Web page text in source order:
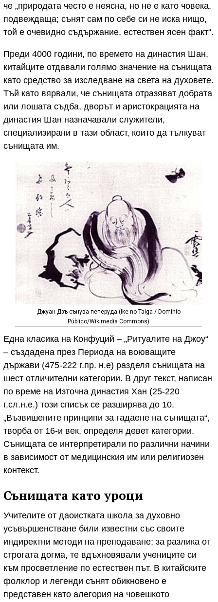
че „природата често е неясна, но не е като човека,
подвеждаща; сънят сам по себе си не иска нищо,
той е очевидно съдържание, естествен ясен факт“.
Преди 4000 години, по времето на династия Шан,
китайците отдавали голямо значение на сънищата
като средство за изследване на света на духовете.
Тъй като вярвали, че сънищата отразяват добрата
или лошата съдба, дворът и аристокрацията на
династия Шан назначавали служители,
специализирани в тази област, които да тълкуват
сънищата им.
Джуан Дзъ сънува пеперуда (Ike no Taiga / Dominio
Público/Wikimedia Commons)
Една класика на Конфуций – „Ритуалите на Джоу“
– създадена през Периода на воюващите
държави (475-222 г.пр. н.е) разделя сънищата на
шест отличителни категории. В друг текст, написан
по време на Източна династия Хан (25-220
г.сл.н.е.) този списък се разширява до 10.
„Възвишените принципи за гадаене на сънищата“,
творба от 16-и век, определя девет категории.
Сънищата се интерпретирали по различни начини
в зависимост от медицинския им или религиозен
контекст.
Сънищата като уроци
Учителите от даоистката школа за духовно
усъвършенстване били известни със своите
индиректни методи на преподаване; за разлика от
строгата догма, те вдъхновявали учениците си
към просветление по естествен път. В китайските
фолклор и легенди сънят обикновено е
представен като алегория на човешкото